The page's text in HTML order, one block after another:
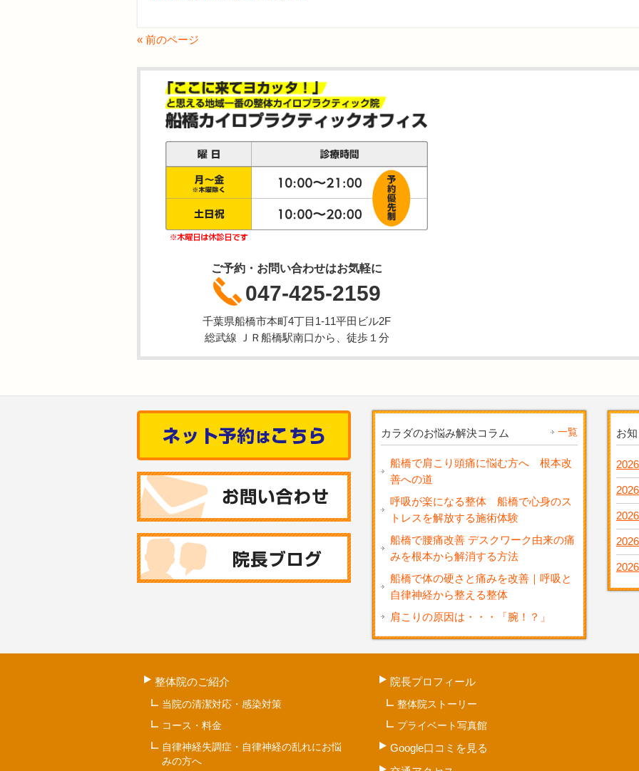
« 前のページ
ご予約・お問い合わせはお気軽に
047-425-2159
千葉県船橋市本町4丁目1-11平田ビル2F
総武線 ＪＲ船橋駅南口から、徒歩１分
カラダのお悩み解決コラム 一覧
船橋で肩こり頭痛に悩む方へ 根本改
善への道
呼吸が楽になる整体 船橋で心身のス
トレスを解放する施術体験
船橋で腰痛改善 デスクワーク由来の痛
みを根本から解消する方法
船橋で体の硬さと痛みを改善｜呼吸と
自律神経から整える整体
肩こりの原因は・・・「腕！？」
お
整体院のご紹介
当院の清潔対応・感染対策
コース・料金
自律神経失調症・自律神経の乱れにお悩
みの方へ
院長プロフィール
整体院ストーリー
プライベート写真館
Google口コミを見る